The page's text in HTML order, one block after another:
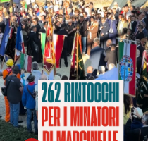
Contatti
La
redazione
Newsletter